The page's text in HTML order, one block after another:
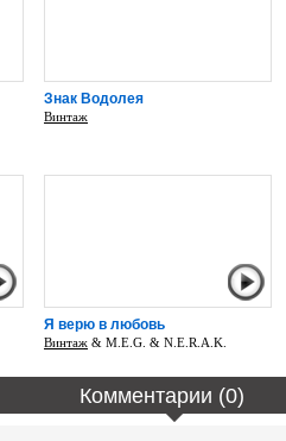
Знак Водолея
Винтаж
Я верю в любовь
Винтаж & M.E.G. & N.E.R.A.K.
Комментарии (0)